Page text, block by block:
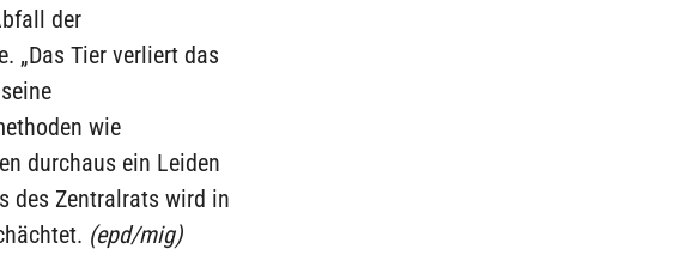
der
„Das Tier verliert das
wie
durchaus ein Leiden
des Zentralrats wird in
(epd/mig)